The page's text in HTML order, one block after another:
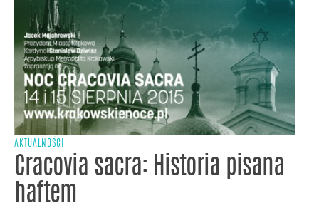
AKTUALNOŚCI
Cracovia sacra: Historia pisana
haftem